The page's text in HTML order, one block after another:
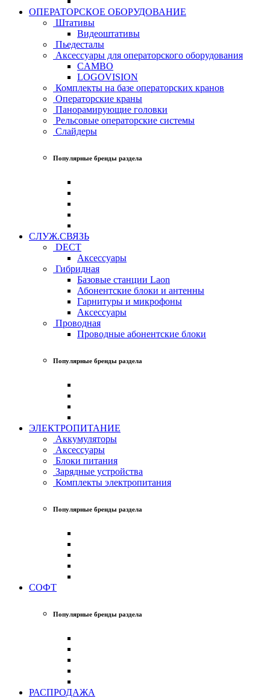
ОПЕРАТОРСКОЕ ОБОРУДОВАНИЕ
Штативы
Видеоштативы
Пьедесталы
Аксессуары для операторского оборудования
CAMBO
LOGOVISION
Комплекты на базе операторских кранов
Операторские краны
Панорамирующие головки
Рельсовые операторские системы
Слайдеры
Популярные бренды раздела
СЛУЖ.СВЯЗЬ
DECT
Аксессуары
Гибридная
Базовые станции Laon
Абонентские блоки и антенны
Гарнитуры и микрофоны
Аксессуары
Проводная
Проводные абонентские блоки
Популярные бренды раздела
ЭЛЕКТРОПИТАНИЕ
Аккумуляторы
Аксессуары
Блоки питания
Зарядные устройства
Комплекты электропитания
Популярные бренды раздела
СОФТ
Популярные бренды раздела
РАСПРОДАЖА